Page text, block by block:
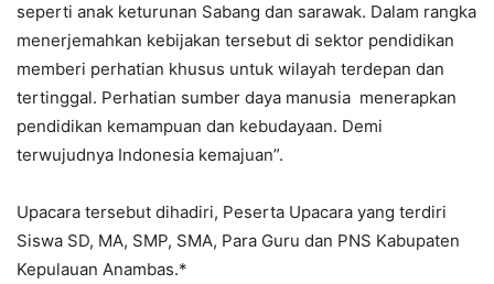
seperti anak keturunan Sabang dan sarawak. Dalam rangka
menerjemahkan kebijakan tersebut di sektor pendidikan
memberi perhatian khusus untuk wilayah terdepan dan
tertinggal. Perhatian sumber daya manusia menerapkan
pendidikan kemampuan dan kebudayaan. Demi
terwujudnya Indonesia kemajuan”.
Upacara tersebut dihadiri, Peserta Upacara yang terdiri
Siswa SD, MA, SMP, SMA, Para Guru dan PNS Kabupaten
Kepulauan Anambas.*